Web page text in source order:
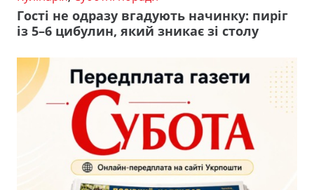
Гості не одразу вгадують начинку: пиріг
із 5–6 цибулин, який зникає зі столу